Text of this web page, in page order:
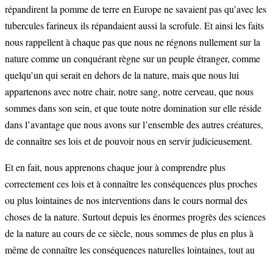
répandirent la pomme de terre en Europe ne savaient pas qu’avec les
tubercules farineux ils répandaient aussi la scrofule. Et ainsi les faits
nous rappellent à chaque pas que nous ne régnons nullement sur la
nature comme un conquérant règne sur un peuple étranger, comme
quelqu’un qui serait en dehors de la nature, mais que nous lui
appartenons avec notre chair, notre sang, notre cerveau, que nous
sommes dans son sein, et que toute notre domination sur elle réside
dans l’avantage que nous avons sur l’ensemble des autres créatures,
de connaître ses lois et de pouvoir nous en servir judicieusement.
Et en fait, nous apprenons chaque jour à comprendre plus
correctement ces lois et à connaître les conséquences plus proches
ou plus lointaines de nos interventions dans le cours normal des
choses de la nature. Surtout depuis les énormes progrès des sciences
de la nature au cours de ce siècle, nous sommes de plus en plus à
même de connaître les conséquences naturelles lointaines, tout au